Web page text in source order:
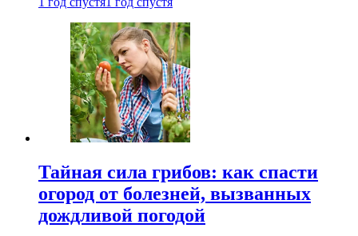
Тайная сила грибов: как спасти
огород от болезней, вызванных
дождливой погодой